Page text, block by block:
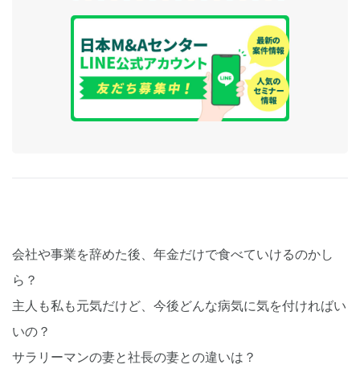
会社や事業を辞めた後、年金だけで食べていけるのかし
ら？
主人も私も元気だけど、今後どんな病気に気を付ければい
いの？
サラリーマンの妻と社長の妻との違いは？